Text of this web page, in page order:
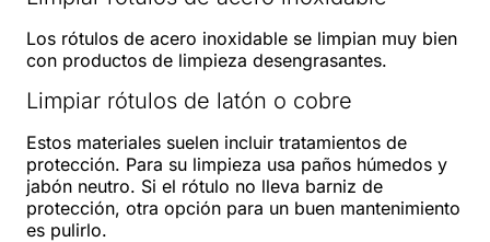
Los rótulos de acero inoxidable se limpian muy bien
con productos de limpieza desengrasantes.
Limpiar rótulos de latón o cobre
Estos materiales suelen incluir tratamientos de
protección. Para su limpieza usa paños húmedos y
jabón neutro. Si el rótulo no lleva barniz de
protección, otra opción para un buen mantenimiento
es pulirlo.